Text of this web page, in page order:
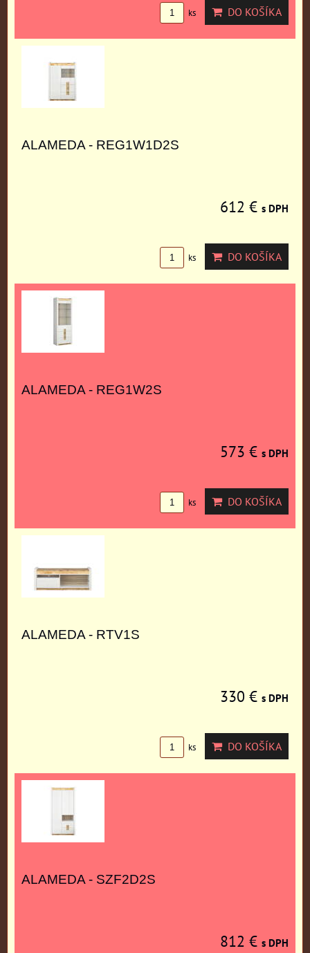
ks DO KOŠÍKA
ALAMEDA - REG1W1D2S
612 € s DPH
ks DO KOŠÍKA
ALAMEDA - REG1W2S
573 € s DPH
ks DO KOŠÍKA
ALAMEDA - RTV1S
330 € s DPH
ks DO KOŠÍKA
ALAMEDA - SZF2D2S
812 € s DPH